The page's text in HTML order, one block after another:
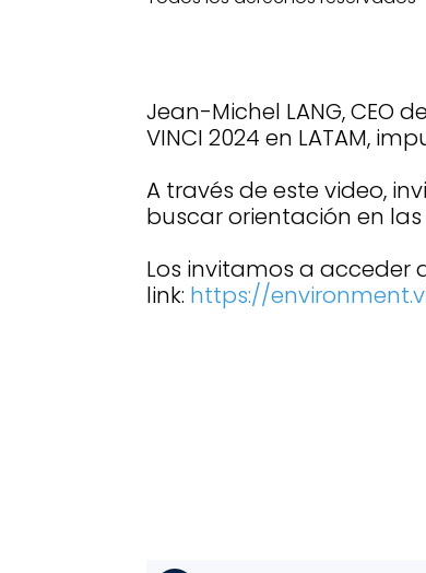
Jean-Michel LANG, CEO
VINCI 2024 en LATAM,
A través de este video,
buscar orientación en
Los invitamos a acceder
link: https://